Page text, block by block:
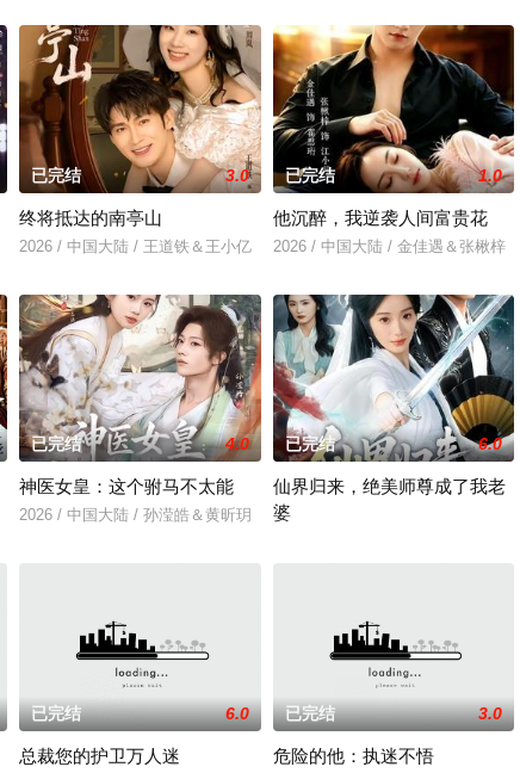
已完结 3.0
终将抵达的南亭山
2026 / 中国大陆 / 王道铁＆王小亿
已完结 1.0
他沉醉，我逆袭人间富贵花
2026 / 中国大陆 / 金佳遇＆张楸梓
已完结 4.0
神医女皇：这个驸马不太能
2026 / 中国大陆 / 孙滢皓＆黄昕玥
已完结 6.0
仙界归来，绝美师尊成了我老
婆
已完结 6.0
总裁您的护卫万人迷
已完结 3.0
危险的他：执迷不悟